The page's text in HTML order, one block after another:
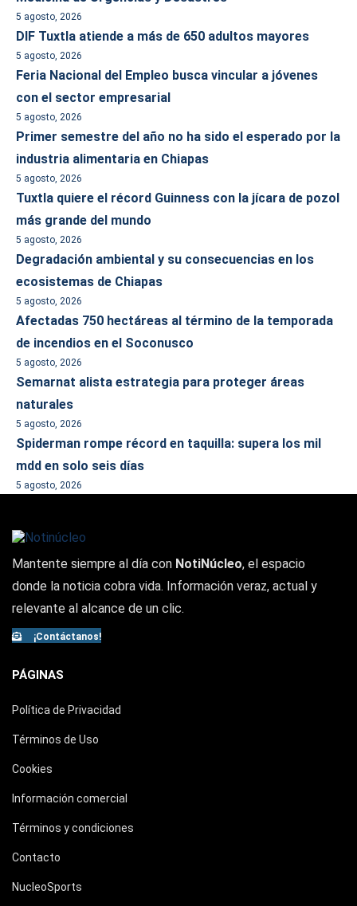
5 agosto, 2026
DIF Tuxtla atiende a más de 650 adultos mayores
5 agosto, 2026
Feria Nacional del Empleo busca vincular a jóvenes
con el sector empresarial
5 agosto, 2026
Primer semestre del año no ha sido el esperado por la
industria alimentaria en Chiapas
5 agosto, 2026
Tuxtla quiere el récord Guinness con la jícara de pozol
más grande del mundo
5 agosto, 2026
Degradación ambiental y su consecuencias en los
ecosistemas de Chiapas
5 agosto, 2026
Afectadas 750 hectáreas al término de la temporada
de incendios en el Soconusco
5 agosto, 2026
Semarnat alista estrategia para proteger áreas
naturales
5 agosto, 2026
Spiderman rompe récord en taquilla: supera los mil
mdd en solo seis días
5 agosto, 2026
Mantente siempre al día con NotiNúcleo, el espacio
donde la noticia cobra vida. Información veraz, actual y
relevante al alcance de un clic.
¡Contáctanos!
PÁGINAS
Política de Privacidad
Términos de Uso
Cookies
Información comercial
Términos y condiciones
Contacto
NucleoSports